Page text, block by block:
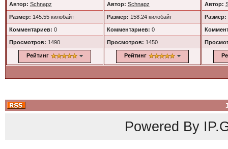
Автор: Schnapz
Размер: 145.55 килобайт
Комментариев: 0
Просмотров: 1490
Рейтинг
Автор: Schnapz
Размер: 158.24 килобайт
Комментариев: 0
Просмотров: 1450
Рейтинг
Автор:
Размер:
Powered By